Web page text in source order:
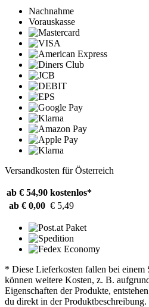
Nachnahme
Vorauskasse
Versandkosten für Österreich
ab € 54,90 kostenlos*
ab € 0,00 € 5,49
* Diese Lieferkosten fallen bei einem
können weitere Kosten, z. B.
Eigenschaften der Produkte,
du direkt in der Produktbeschreibung.